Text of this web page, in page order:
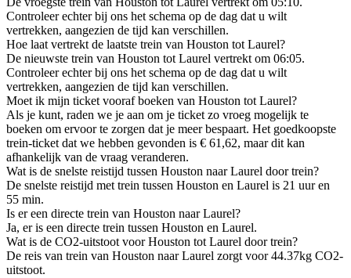
Controleer echter bij ons het schema op de dag dat u wilt
vertrekken, aangezien de tijd kan verschillen.
Hoe laat vertrekt de laatste trein van Houston tot Laurel?
De nieuwste trein van Houston tot Laurel vertrekt om 06:05.
Controleer echter bij ons het schema op de dag dat u wilt
vertrekken, aangezien de tijd kan verschillen.
Moet ik mijn ticket vooraf boeken van Houston tot Laurel?
Als je kunt, raden we je aan om je ticket zo vroeg mogelijk te
boeken om ervoor te zorgen dat je meer bespaart. Het goedkoopste
trein-ticket dat we hebben gevonden is € 61,62, maar dit kan
afhankelijk van de vraag veranderen.
Wat is de snelste reistijd tussen Houston naar Laurel door trein?
De snelste reistijd met trein tussen Houston en Laurel is 21 uur en
55 min.
Is er een directe trein van Houston naar Laurel?
Ja, er is een directe trein tussen Houston en Laurel.
Wat is de CO2-uitstoot voor Houston tot Laurel door trein?
De reis van trein van Houston naar Laurel zorgt voor 44.37kg CO2-
uitstoot.